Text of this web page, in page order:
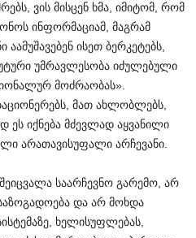
ვის მისცენ ხმა, იმიტომ, რომ
ინფორმაციამ, მაგრამ
აამუშავებენ ისეთ ბერკეტებს,
უმრავლესობა იძულებული
მოძრაობას».
მათ ახლობლებს,
ეს იქნება მძევლად აყვანილი
არათავისუფალი არჩევანი.
საარჩევნო გარემო, არ
და არ მოხდა
ხელისუფლებას,